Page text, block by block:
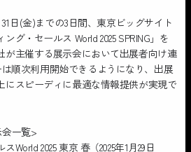
31日(金)までの3日間、東京ビッグサイト
グ・セールス World 2025 SPRING」を
が主催する展示会において出展者向け連
順次利用開始できるようになり、出展
にスピーディに最適な情報提供が実現で
一覧>
World 2025 東京 春（2025年1月29日